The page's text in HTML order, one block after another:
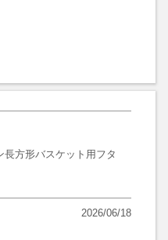
長方形バスケット用フタ
2026/06/18